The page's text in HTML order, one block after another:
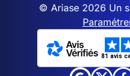
© Ariase 2026 Un
81 avis